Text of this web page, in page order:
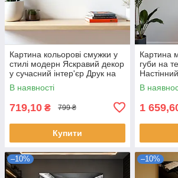
Картина кольорові смужки у
стилі модерн Яскравий декор
у сучасний інтер'єр Друк на
полотні 60х40см
В наявності
719,10 ₴ 799 ₴
Купити
Картина
губи на
краси,
полотні
В
1
–10% –10%